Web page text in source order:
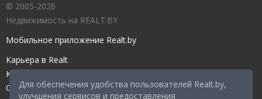
Для обеспечения удобства пользователей Realt.by,
улучшения сервисов и предоставления
© 2005-2026
Недвижимость на REALT.BY
Мобильное приложение Realt.by
Карьера в Realt
Контакты редакции
Справочный центр